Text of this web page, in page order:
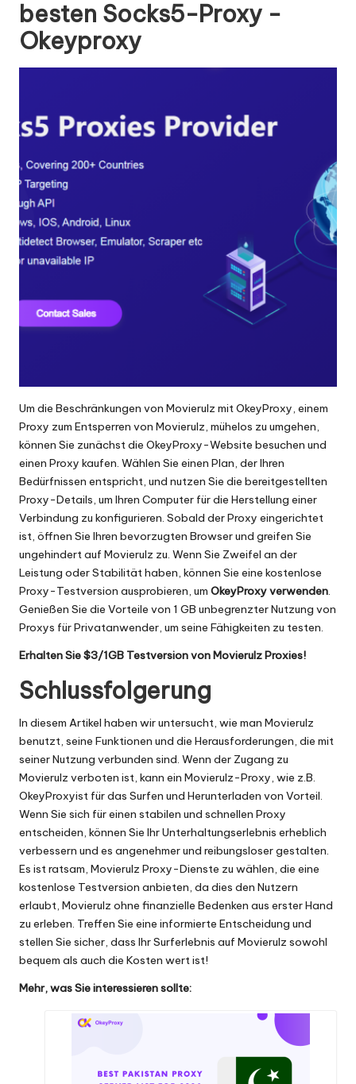
besten Socks5-Proxy -
Okeyproxy
Um die Beschränkungen von Movierulz mit OkeyProxy, einem
Proxy zum Entsperren von Movierulz, mühelos zu umgehen,
können Sie zunächst die OkeyProxy-Website besuchen und
einen Proxy kaufen. Wählen Sie einen Plan, der Ihren
Bedürfnissen entspricht, und nutzen Sie die bereitgestellten
Proxy-Details, um Ihren Computer für die Herstellung einer
Verbindung zu konfigurieren. Sobald der Proxy eingerichtet
ist, öffnen Sie Ihren bevorzugten Browser und greifen Sie
ungehindert auf Movierulz zu. Wenn Sie Zweifel an der
Leistung oder Stabilität haben, können Sie eine kostenlose
Proxy-Testversion ausprobieren, um OkeyProxy verwenden.
Genießen Sie die Vorteile von 1 GB unbegrenzter Nutzung von
Proxys für Privatanwender, um seine Fähigkeiten zu testen.
Erhalten Sie $3/1GB Testversion von Movierulz Proxies!
Schlussfolgerung
In diesem Artikel haben wir untersucht, wie man Movierulz
benutzt, seine Funktionen und die Herausforderungen, die mit
seiner Nutzung verbunden sind. Wenn der Zugang zu
Movierulz verboten ist, kann ein Movierulz-Proxy, wie z.B.
OkeyProxyist für das Surfen und Herunterladen von Vorteil.
Wenn Sie sich für einen stabilen und schnellen Proxy
entscheiden, können Sie Ihr Unterhaltungserlebnis erheblich
verbessern und es angenehmer und reibungsloser gestalten.
Es ist ratsam, Movierulz Proxy-Dienste zu wählen, die eine
kostenlose Testversion anbieten, da dies den Nutzern
erlaubt, Movierulz ohne finanzielle Bedenken aus erster Hand
zu erleben. Treffen Sie eine informierte Entscheidung und
stellen Sie sicher, dass Ihr Surferlebnis auf Movierulz sowohl
bequem als auch die Kosten wert ist!
Mehr, was Sie interessieren sollte: